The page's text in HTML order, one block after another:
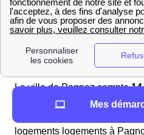
Vous aurez donc l'occasion
conseils vous permettant de
économies d'énergie à
Les types de logements à
La ville de Pagnoz compte
appartements
et101
logements logements à
Mes